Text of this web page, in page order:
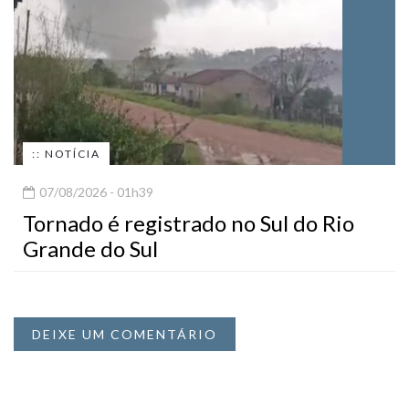
:: NOTÍCIA
07/08/2026 - 01h39
Tornado é registrado no Sul do Rio
Grande do Sul
DEIXE UM COMENTÁRIO